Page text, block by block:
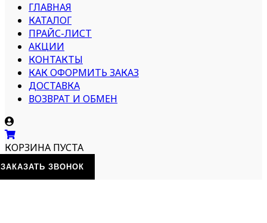
ГЛАВНАЯ
КАТАЛОГ
ПРАЙС-ЛИСТ
АКЦИИ
КОНТАКТЫ
КАК ОФОРМИТЬ ЗАКАЗ
ДОСТАВКА
ВОЗВРАТ И ОБМЕН
КОРЗИНА ПУСТА
ЗАКАЗАТЬ ЗВОНОК